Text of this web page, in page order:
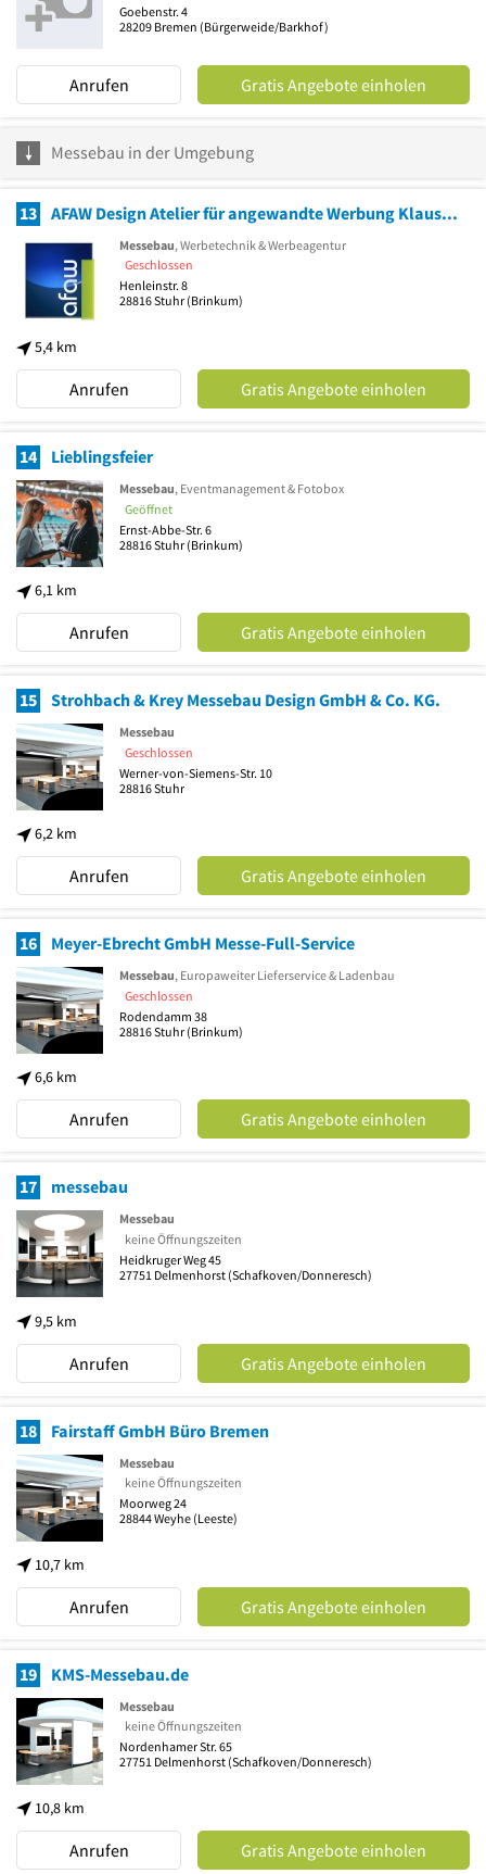
Goebenstr. 4
28209 Bremen (Bürgerweide/Barkhof)
Anrufen Gratis Angebote einholen
Messebau in der Umgebung
13 AFAW Design Atelier für angewandte Werbung Klaus Hriesik GmbH
5,4 km
Messebau, Werbetechnik & Werbeagentur
Geschlossen
Henleinstr. 8
28816Stuhr(Brinkum)
Anrufen Gratis Angebote einholen
14 Lieblingsfeier
6,1 km
Messebau, Eventmanagement & Fotobox
Geöffnet
Ernst-Abbe-Str. 6
28816Stuhr(Brinkum)
Anrufen Gratis Angebote einholen
15 Strohbach & Krey Messebau Design GmbH & Co. KG.
6,2 km
Messebau
Geschlossen
Werner-von-Siemens-Str. 10
28816Stuhr
Anrufen Gratis Angebote einholen
16 Meyer-Ebrecht GmbH Messe-Full-Service
6,6 km
Messebau, Europaweiter Lieferservice & Ladenbau
Geschlossen
Rodendamm 38
28816Stuhr(Brinkum)
Anrufen Gratis Angebote einholen
17 messebau
9,5 km
Messebau
keine Öffnungszeiten
Heidkruger Weg 45
27751 Delmenhorst (Schafkoven/Donneresch)
Anrufen Gratis Angebote einholen
18 Fairstaff GmbH Büro Bremen
10,7 km
Messebau
keine Öffnungszeiten
Moorweg 24
28844Weyhe (Leeste)
Anrufen Gratis Angebote einholen
19 KMS-Messebau.de
10,8 km
Messebau
keine Öffnungszeiten
Nordenhamer Str. 65
27751 Delmenhorst (Schafkoven/Donneresch)
Anrufen Gratis Angebote einholen